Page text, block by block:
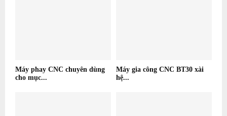
Máy phay CNC chuyên dùng
cho mục...
Máy gia công CNC BT30 xài
hệ...